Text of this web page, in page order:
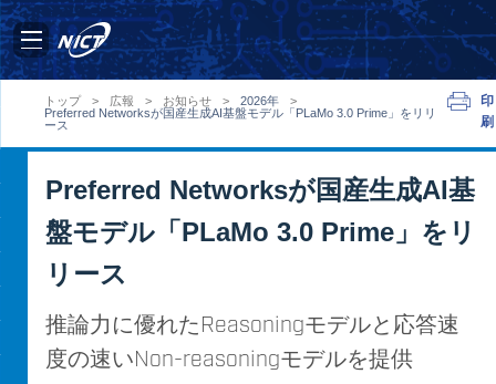
トップ > 広報 > お知らせ > 2026年
>
Preferred Networksが国産生成AI基盤モデル「PLaMo 3.0 Prime」をリリ
ース
印
刷
Preferred Networksが国産生成AI基
盤モデル「PLaMo 3.0 Prime」をリ
リース
推論力に優れたReasoningモデルと応答速
度の速いNon-reasoningモデルを提供